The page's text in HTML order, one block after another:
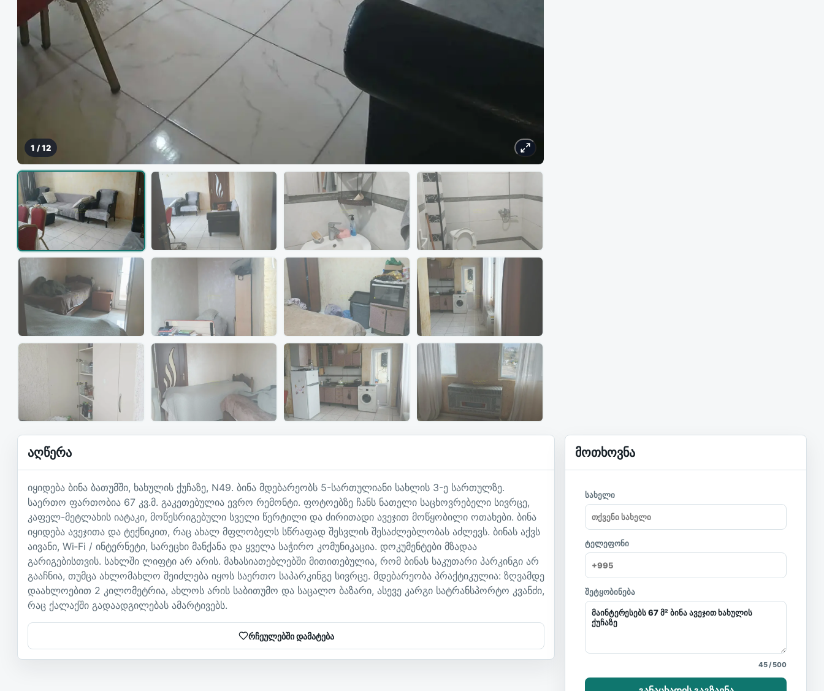
1 /12
აღწერა
იყიდება ბინა ბათუმში, ხახულის ქუჩაზე, N49. ბინა მდებარეობს 5-სართულიანი სახლის 3-ე სართულზე.
საერთო ფართობია 67 კვ.მ. გაკეთებულია ევრო რემონტი. ფოტოებზე ჩანს ნათელი საცხოვრებელი სივრცე,
კაფელ-მეტლახის იატაკი, მოწესრიგებული სველი წერტილი და ძირითადი ავეჯით მოწყობილი ოთახები. ბინა
იყიდება ავეჯითა და ტექნიკით, რაც ახალ მფლობელს სწრაფად შესვლის შესაძლებლობას აძლევს. ბინას აქვს
აივანი, Wi‑Fi / ინტერნეტი, სარეცხი მანქანა და ყველა საჭირო კომუნიკაცია. დოკუმენტები მზადაა
გარიგებისთვის. სახლში ლიფტი არ არის. მახასიათებლებში მითითებულია, რომ ბინას საკუთარი პარკინგი არ
გააჩნია, თუმცა ახლომახლო შეიძლება იყოს საერთო საპარკინგე სივრცე. მდებარეობა პრაქტიკულია: ზღვამდე
დაახლოებით 2 კილომეტრია, ახლოს არის საბითუმო და საცალო ბაზარი, ასევე კარგი სატრანსპორტო კვანძი,
რაც ქალაქში გადაადგილებას ამარტივებს.
რჩეულებში დამატება
მოთხოვნა
სახელი
ტელეფონი
შეტყობინება
45/500